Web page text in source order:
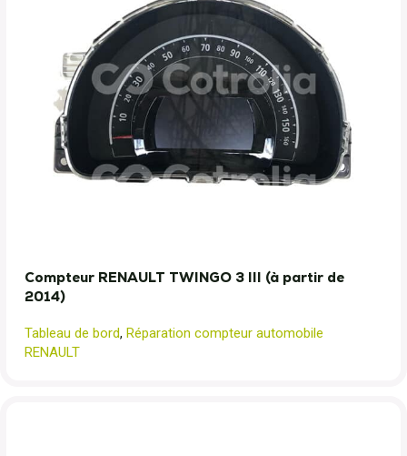
Compteur RENAULT TWINGO 3 III (à partir de
2014)
Tableau de bord, Réparation compteur automobile
RENAULT